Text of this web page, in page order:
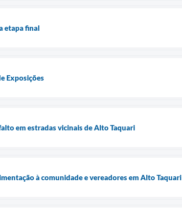
etapa final
Exposições
em estradas vicinais de Alto Taquari
à comunidade e vereadores em Alto Taquari